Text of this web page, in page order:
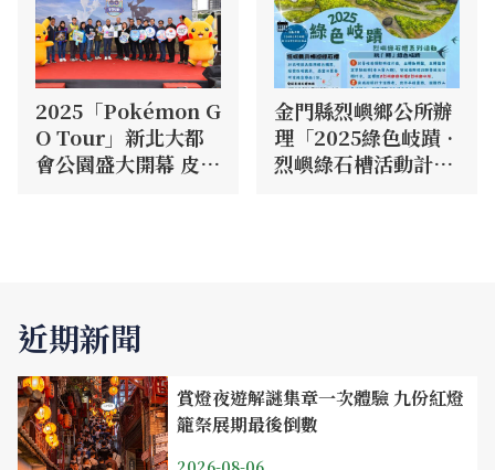
2025「Pokémon G
O Tour」新北大都
會公園盛大開幕 皮卡
金門縣烈嶼鄉公所辦
理「2025綠色岐蹟 ·
烈嶼綠石槽活動計
近期新聞
賞燈夜遊解謎集章一次體驗 九份紅燈
籠祭展期最後倒數